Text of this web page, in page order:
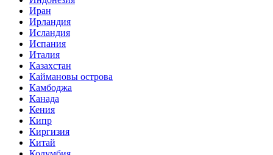
Иран
Ирландия
Исландия
Испания
Италия
Казахстан
Каймановы острова
Камбоджа
Канада
Кения
Кипр
Киргизия
Китай